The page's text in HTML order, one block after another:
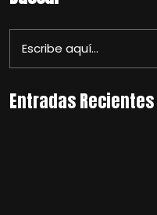
Entradas Recientes